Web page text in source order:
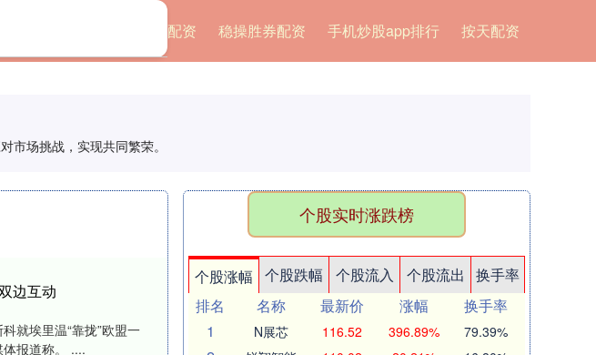
忠琦配资 稳操胜券配资 手机炒股app排行 按天配资
市场挑战，实现共同繁荣。
边互动
就埃里温“靠拢”欧盟一
报道称。 ....
个股实时涨跌榜
个股涨幅 个股跌幅 个股流入 个股流出
换手率
排名
名称 最新价 涨幅
换手率
1
N展芯 116.52 396.89% 79.39%